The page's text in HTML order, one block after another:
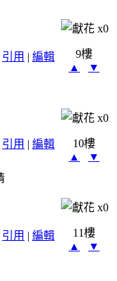
x0
引用 | 編輯
9樓
▲
▼
x0
引用 | 編輯
10樓
▲
▼
x0
引用 | 編輯
11樓
▲
▼